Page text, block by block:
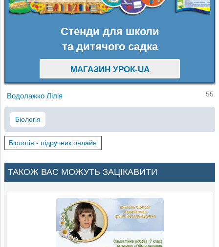
Стенди для школи
та дитячого садка
МАГАЗИН УРОК-UA
Водолажко Лілія 55
Біологія
Біологія - підручник онлайн
ТАКОЖ ВАС МОЖУТЬ ЗАЦІКАВИТИ